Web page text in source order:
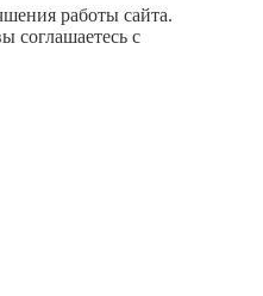
работы сайта.
соглашаетесь с